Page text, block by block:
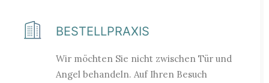
BESTELLPRAXIS
Wir möchten Sie nicht zwischen Tür und
Angel behandeln. Auf Ihren Besuch